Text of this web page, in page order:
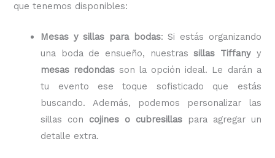
que tenemos disponibles:
Mesas y sillas para bodas: Si estás organizando
una boda de ensueño, nuestrassillas Tiffanyy
mesas redondas son la opción ideal. Le darán a
tu evento ese toque sofisticado que estás
buscando. Además, podemos personalizar las
sillas con cojines o cubresillaspara agregar un
detalle extra.